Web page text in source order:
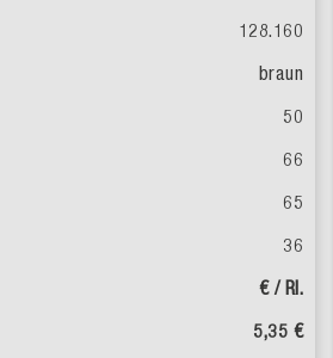
128.160
braun
50
66
65
36
€ / Rl.
5,35 €